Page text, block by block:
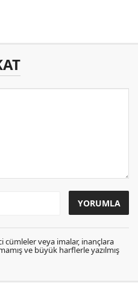
cümleler veya imalar, inançlara
ve büyük harflerle yazılmış